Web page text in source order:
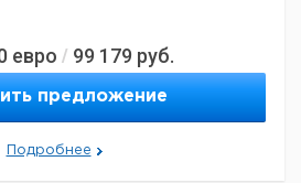
евро / 99 179 руб.
предложение
Подробнее